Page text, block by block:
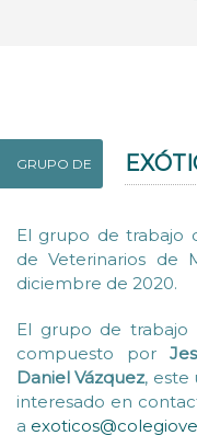
GRUPO DE
El grupo de trabajo
de Veterinarios de
diciembre de 2020.
El grupo de trabajo
compuesto por
Daniel Vázquez, este
interesado en
a